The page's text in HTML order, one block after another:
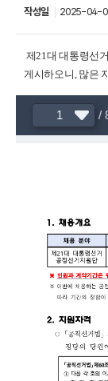
작성일 2025-04-
제21대 대통령선
게시하오니, 많은